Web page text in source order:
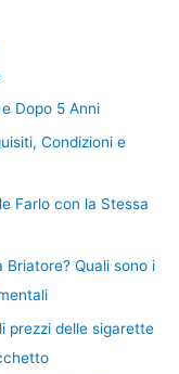
Dopo 5 Anni
Condizioni e
Farlo con la Stessa
Quali sono i
prezzi delle sigarette